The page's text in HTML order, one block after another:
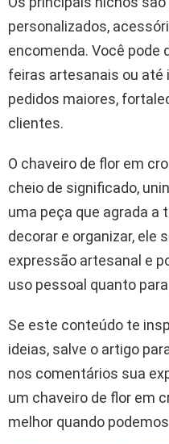
personalizados,
encomenda. Você pode
feiras artesanais ou até
pedidos maiores,
clientes.
O chaveiro de flor em
cheio de significado,
uma peça que agrada a
decorar e organizar, ele
expressão artesanal e
uso pessoal quanto
Se este conteúdo te
ideias, salve o artigo
nos comentários sua
um chaveiro de flor em
melhor quando